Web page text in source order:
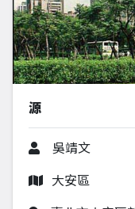
源
作者
吳靖文
行政區
大安區